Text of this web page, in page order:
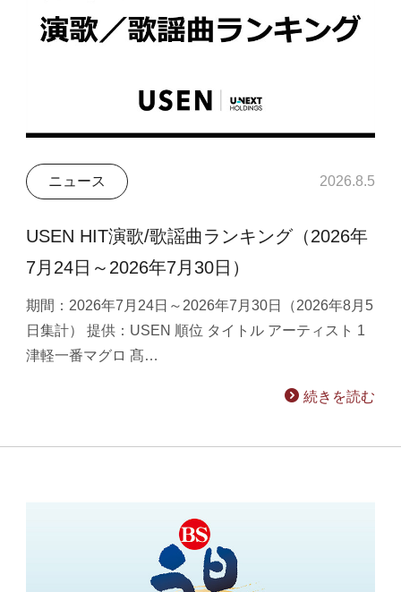
ニュース 2026.8.5
USEN HIT演歌/歌謡曲ランキング（2026年
7月24日～2026年7月30日）
期間：2026年7月24日～2026年7月30日（2026年8月5
日集計） 提供：USEN 順位 タイトル アーティスト 1
津軽一番マグロ 髙…
続きを読む